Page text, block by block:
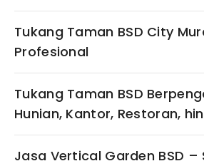
Tukang Taman BSD City
Profesional
Tukang Taman BSD
Hunian, Kantor, Restoran,
Jasa Vertical Garden BSD –